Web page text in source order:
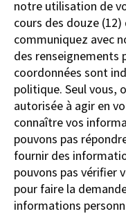
notre utilisation de
cours des douze
communiquez avec
des renseignements
coordonnées sont
politique. Seul vous,
autorisée à agir en
connaître vos
pouvons pas
fournir des
pouvons pas
pour faire la
informations